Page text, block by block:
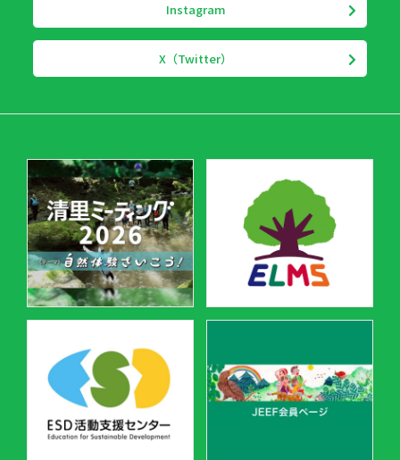
Instagram
X（Twitter）